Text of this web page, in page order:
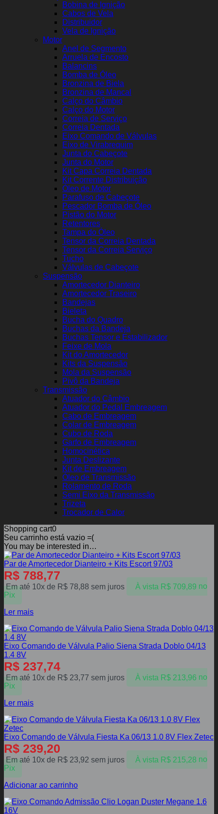
Bobina de Ignição
Cabos de Vela
Distribuidor
Vela de Ignição
Motor
Anel de Segmento
Arruela de Encosto
Balancins
Bomba de Óleo
Bronzina de Biela
Bronzina de Mancal
Calço do Câmbio
Calço do Motor
Correia de Serviço
Correia Dentada
Eixo Comando de Válvulas
Eixo de Virabrequim
Junta do Cabeçote
Junta do Motor
Kit Capa Correia Dentada
Kit Corrente Distribuição
Óleo de Motor
Parafuso de Cabeçote
Pescador Bomba de Óleo
Pistão do Motor
Retentores
Tampa do Óleo
Tensor da Correia Dentada
Tensor da Correia Serviço
Tucho
Válvulas de Cabeçote
Suspensão
Amortecedor Dianteiro
Amortecedor Traseiro
Bandejas
Bieleta
Bucha do Quadro
Buchas da Bandeja
Buchas Tensor e Estabilizador
Feixe de Mola
Kit do Amortecedor
Kits da Suspensão
Mola da Suspensão
Pivô da Bandeja
Transmissão
Atuador do Câmbio
Atuador do Pedal Embreagem
Cabo de Embreagem
Colar de Embreagem
Cubo de Roda
Garfo de Embreagem
Homocinética
Junta Deslizante
Kit de Embreagem
Óleo de Transmissão
Rolamento de Roda
Semi Eixo da Transmissão
Trizeta
Trocador de Calor
Shopping cart0
Seu carrinho está vazio =(
You may be interested in…
Par de Amortecedor Dianteiro + Kits Escort 97/03
R$ 788,77
Em até 10x de R$ 78,88 sem juros À vista R$709,89 no
Pix
Ler mais
Eixo Comando de Válvula Palio Siena Strada Doblo 04/13
1.4 8V
R$ 237,74
Em até 10x de R$ 23,77 sem juros À vista R$213,96 no
Pix
Ler mais
Eixo Comando de Válvula Fiesta Ka 06/13 1.0 8V Flex Zetec
R$ 239,20
Em até 10x de R$ 23,92 sem juros À vista R$215,28 no
Pix
Adicionar ao carrinho